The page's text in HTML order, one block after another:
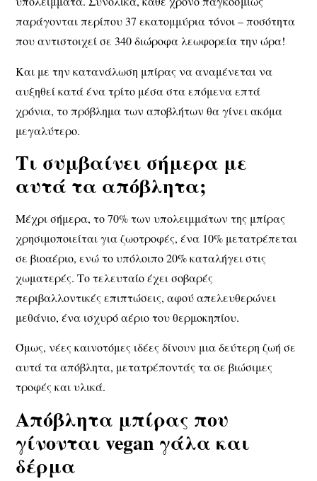
παράγονται περίπου37 εκατομμύρια τόνοι– ποσότητα
που αντιστοιχεί σε340 διώροφα λεωφορεία την ώρα!
Και με την κατανάλωση μπίρας να αναμένεται να
αυξηθεί κατάένα τρίτο μέσα στα επόμενα επτά
χρόνια, το πρόβλημα των αποβλήτων θα γίνει ακόμα
μεγαλύτερο.
Τι συμβαίνει σήμερα με
αυτά τα απόβλητα;
Μέχρι σήμερα, το70% των υπολειμμάτων της μπίρας
χρησιμοποιείται για ζωοτροφές, ένα 10% μετατρέπεται
σε βιοαέριο, ενώ το υπόλοιπο20% καταλήγει στις
χωματερές. Το τελευταίο έχει σοβαρές
περιβαλλοντικές επιπτώσεις, αφού απελευθερώνει
μεθάνιο, ένα ισχυρό αέριο του θερμοκηπίου.
Όμως, νέες καινοτόμες ιδέες δίνουν μιαδεύτερη ζωή σε
αυτά τα απόβλητα, μετατρέποντάς τα σεβιώσιμες
τροφές και υλικά.
Απόβλητα μπίρας που
γίνονται vegan γάλα και
δέρμα